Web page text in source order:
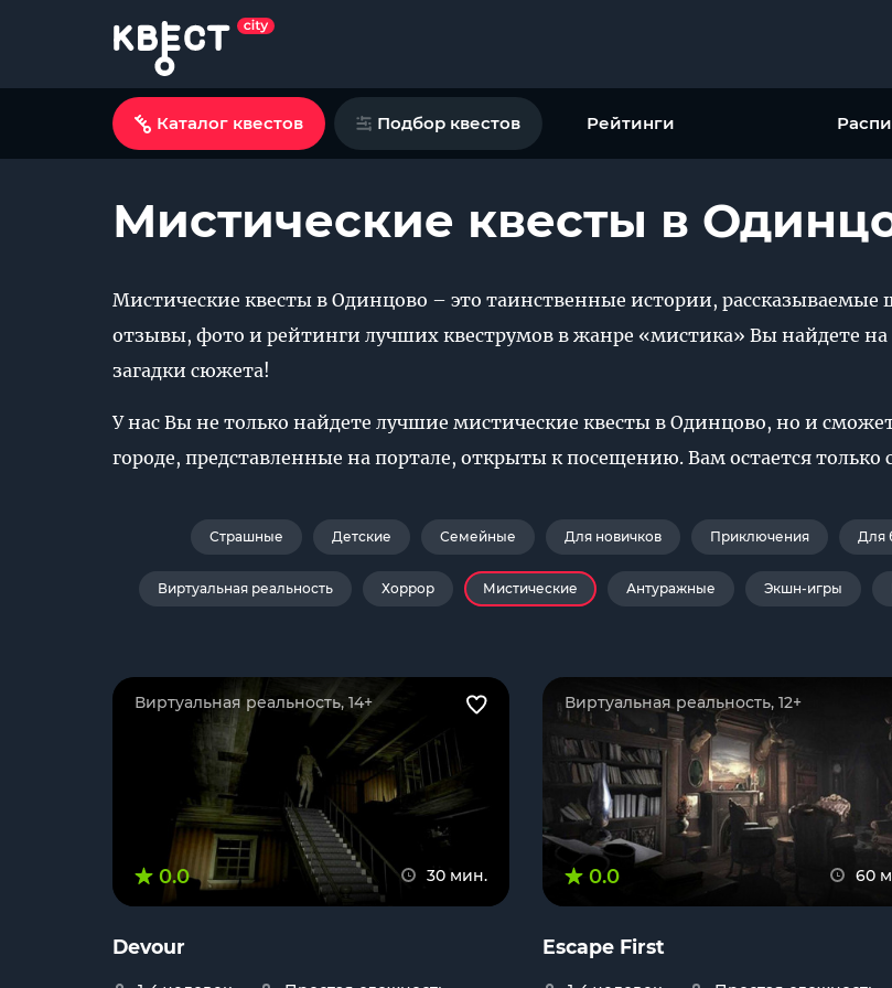
Каталог квестов Подбор квестов Рейтинги
Мистические квесты в
Мистические квесты в Одинцово – это таинственные истории, рассказываемые
отзывы, фото и рейтинги лучших квеструмов в жанре «мистика» Вы найдете на
загадки сюжета!
У нас Вы не только найдете лучшие мистические квесты в Одинцово, но и
городе, представленные на портале, открыты к посещению. Вам остается только
Страшные Детские Семейные Для новичков Приключения Для
Виртуальная реальность Хоррор Мистические Антуражные Экшн-игры
Виртуальная реальность, 14+
0.0 30 мин.
Devour
Виртуальная реальность, 12+
0.0 60
Escape First